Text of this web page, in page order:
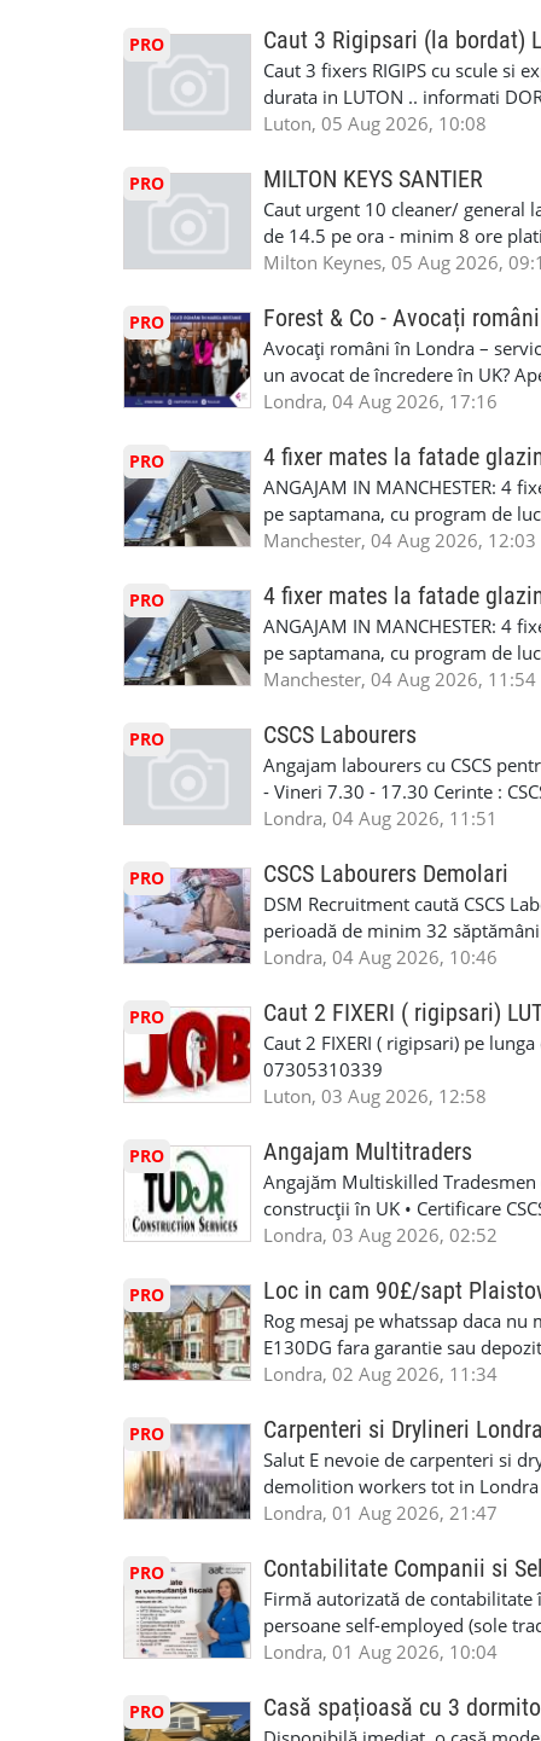
#mecanicmoldoveanlondra
status obligatoriu •varsta
compania aplica pentru
•oferim: - training platit (3 zile-
nedeterminata. -full time/ part-
masinii). Acceptam cu permis
Enfield - Weybridge - Romford -
programari la interviu apelati
PRO Caut 3 Rigipsari (la bordat)
Caut 3 fixers RIGIPS cu scule si
durata in LUTON .. informati
Luton, 05 Aug 2026, 10:08
PRO MILTON KEYS SANTIER
Caut urgent 10 cleaner/ general
de 14.5 pe ora - minim 8 ore
la Amazon. Munca este usoara,
SAPTAMANALA Contact: +44
interesati
Milton Keynes, 05 Aug 2026,
PRO Forest & Co - Avocați
Avocați români în Londra –
un avocat de încredere în UK?
Solicitors, indiferent că ai nevoie
familiei (divorț, custodie, partaj)
Servicii pentru companii: •
• Imigrație pentru afaceri și
soluționarea disputelor 💡 De ce
standard ✔ Confidențialitate
790 689 Email:
www.fcos.co.uk 👉
Londra, 04 Aug 2026, 17:16
PRO 4 fixer mates la fatade
ANGAJAM IN MANCHESTER:
pe saptamana, cu program de
in perioada urmatoare. Cerinte:
Tariful se discuta direct, in
discutie este simpla: cine esti,
Prioritate au oamenii din
carora li se termina proiectul
oferta pe care sa o folositi la
WhatsApp: +44 7467 838 881
numele, experienta si data la
https://forms.gle/
T&D GLAZING AND
Manchester, 04 Aug 2026, 12:03
PRO 4 fixer mates la fatade
ANGAJAM IN MANCHESTER:
pe saptamana, cu program de
in perioada urmatoare. Cerinte:
Tariful se discuta direct, in
discutie este simpla: cine esti,
Prioritate au oamenii din
carora li se termina proiectul
oferta pe care sa o folositi la
WhatsApp: +44 7467 838 881
numele, experienta si data la
link-ul de jos. Sanatate si mult
INSTALLATION LIMITED
Manchester, 04 Aug 2026, 11:54
PRO CSCS Labourers
Angajam labourers cu CSCS
- Vineri 7.30 - 17.30 Cerinte :
Londra, 04 Aug 2026, 11:51
PRO CSCS Labourers Demolari
DSM Recruitment caută CSCS
perioadă de minim 32
oferă ore suplimentare și
informații, contactați-ne la: 📞
Londra, 04 Aug 2026, 10:46
PRO Caut 2 FIXERI ( rigipsari)
Caut 2 FIXERI ( rigipsari) pe
07305310339
Luton, 03 Aug 2026, 12:58
PRO Angajam Multitraders
Angajăm Multiskilled
construcții în UK • Certificare
specializate (căutăm
interioare • Permis de
(reprezintă un avantaj
performanță • £200 – £250 pe
posibilități reale de avansare •
oră pauză de masă) •
Londra, 03 Aug 2026, 02:52
PRO Loc in cam 90£/sapt
Rog mesaj pe whatssap daca nu
E130DG fara garantie sau
fiecare pat beneficiaza de dulap
saptaminal fara garantie sau
de 1/sapt) -tel- 07440366084
Londra, 02 Aug 2026, 11:34
PRO Carpenteri si Drylineri Londra
Salut E nevoie de carpenteri si
demolition workers tot in
Londra, 01 Aug 2026, 21:47
PRO Contabilitate Companii si
Firmă autorizată de contabilitate
persoane self-employed (sole
închiriate (landlords) Serviciile
HMRC: PAYE / VAT / CIS ✔
Consultanță fiscală ✔ Declarații
Londra, 01 Aug 2026, 10:04
PRO Casă spațioasă cu 3